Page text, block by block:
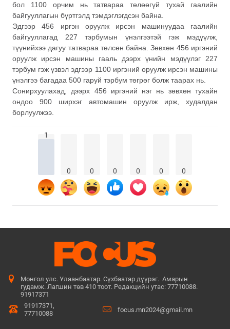
бол 1100 орчим нь татвараа төлөөгүй тухай гаалийн
байгууллагын бүртгэлд тэмдэглэгдсэн байна.
Эдгээр 456 иргэн оруулж ирсэн машинуудаа гаалийн
байгууллагад 227 тэрбумын үнэлгээтэй гэж мэдүүлж,
түүнийхээ дагуу татвараа төлсөн байна. Зөвхөн 456 иргэний
оруулж ирсэн машины гааль дээрх үнийн мэдүүлэг 227
тэрбум гэж үзвэл эдгээр 1100 иргэний оруулж ирсэн машины
үнэлгээ багадаа 500 гаруй тэрбум төгрөг болж таарах нь.
Сонирхуулахад, дээрх 456 иргэний нэг нь зөвхөн тухайн
ондоо 900 ширхэг автомашин оруулж ирж, худалдан
борлуулжээ.
1
0 0 0 0 0 0
Монгол улс. Улаанбаатар. Сүхбаатар дүүрэг. Амарын
гудамж. Лагшин төв 410 тоот. Редакцийн утас: 77710088.
91917371
91917371,
77710088
focus.mn2024@gmail.mn